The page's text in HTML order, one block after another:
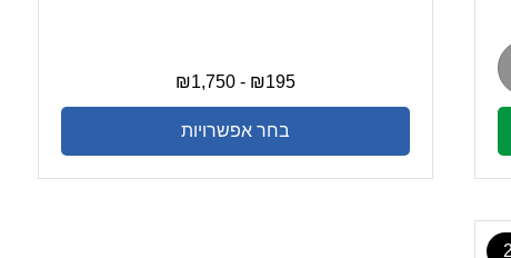
₪195
-
₪1,750
בחר אפשרויות